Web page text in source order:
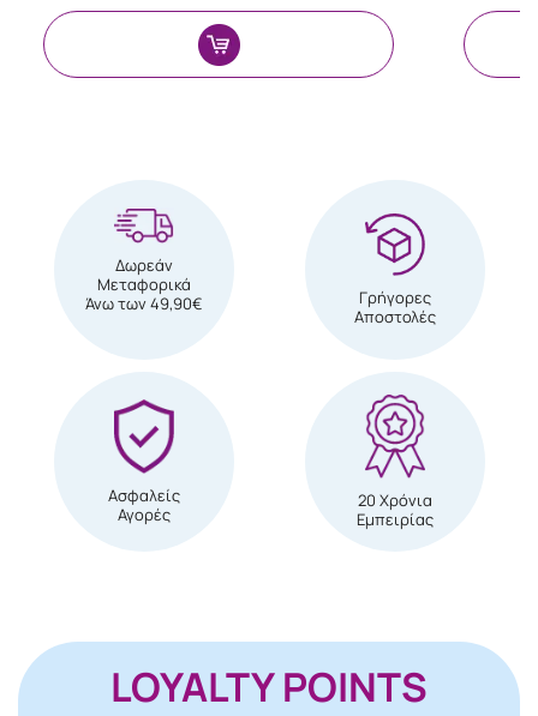
Δωρεάν
Μεταφορικά
Άνω των 49,90€
Γρήγορες
Αποστολές
Ασφαλείς
Αγορές
20 Χρόνια
Εμπειρίας
LOYALTY POINTS